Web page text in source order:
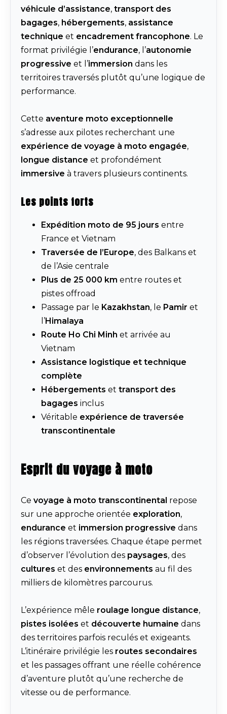
véhicule d’assistance, transport des
bagages, hébergements, assistance
technique et encadrement francophone. Le
format privilégie l’endurance, l’autonomie
progressive et l’immersion dans les
territoires traversés plutôt qu’une logique de
performance.
Cette aventure moto exceptionnelle
s’adresse aux pilotes recherchant une
expérience de voyage à moto engagée,
longue distance et profondément
immersive à travers plusieurs continents.
Les points forts
Expédition moto de 95 jours entre
France et Vietnam
Traversée de l’Europe, des Balkans et
de l’Asie centrale
Plus de 25 000 km entre routes et
pistes offroad
Passage par le Kazakhstan, le Pamir et
l’Himalaya
Route Ho Chi Minh et arrivée au
Vietnam
Assistance logistique et technique
complète
Hébergements et transport des
bagages inclus
Véritable expérience de traversée
transcontinentale
Esprit du voyage à moto
Ce voyage à moto transcontinental repose
sur une approche orientée exploration,
endurance et immersion progressive dans
les régions traversées. Chaque étape permet
d’observer l’évolution des paysages, des
cultures et des environnements au fil des
milliers de kilomètres parcourus.
L’expérience mêle roulage longue distance,
pistes isolées et découverte humaine dans
des territoires parfois reculés et exigeants.
L’itinéraire privilégie les routes secondaires
et les passages offrant une réelle cohérence
d’aventure plutôt qu’une recherche de
vitesse ou de performance.